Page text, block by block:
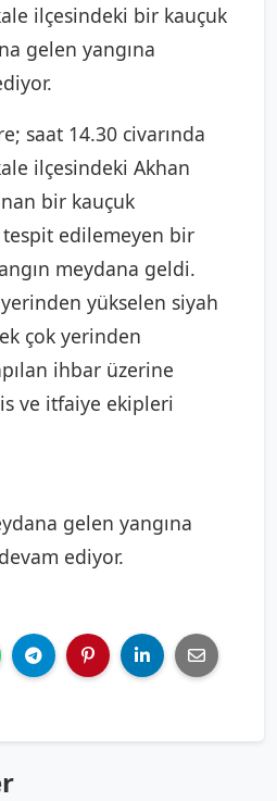
ilçesindeki bir kauçuk
gelen yangına
saat 14.30 civarında
ilçesindeki Akhan
bir kauçuk
edilemeyen bir
meydana geldi.
yükselen siyah
çok yerinden
ihbar üzerine
ve itfaiye ekipleri
gelen yangına
ediyor.